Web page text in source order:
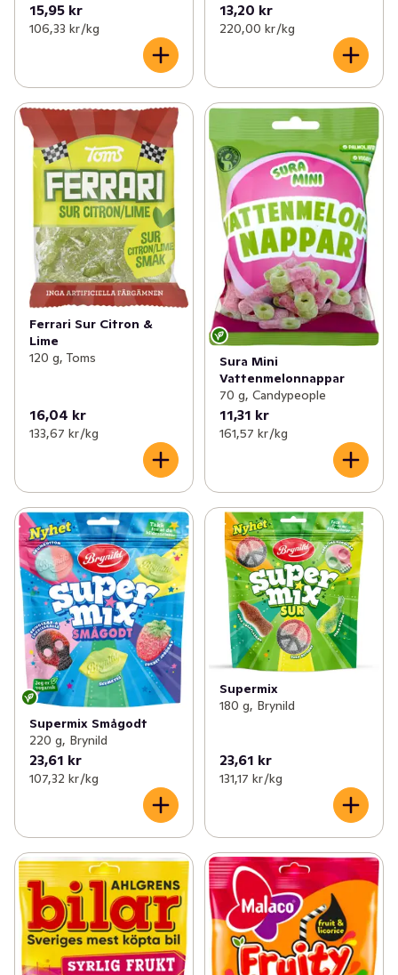
15,95 kr
106,33 kr /kg
13,20 kr
220,00 kr /kg
Ferrari Sur Citron &
Lime
120 g, Toms
16,04 kr
133,67 kr /kg
Sura Mini
Vattenmelonnappar
70 g, Candypeople
11,31 kr
161,57 kr /kg
Supermix Smågodt
220 g, Brynild
23,61 kr
107,32 kr /kg
Supermix
180 g, Brynild
23,61 kr
131,17 kr /kg